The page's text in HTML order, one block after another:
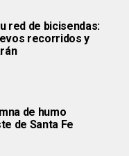
red de bicisendas:
recorridos y
de humo
de Santa Fe